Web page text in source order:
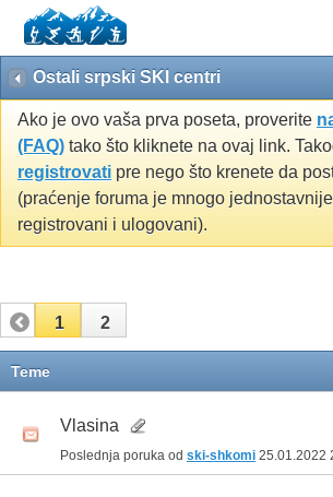
Ostali srpski SKI centri
Ako je ovo vaša prva poseta, proverite
(FAQ) tako što kliknete na ovaj link.
registrovati pre nego što krenete da
(praćenje foruma je mnogo
registrovani i ulogovani).
1 2
Teme
Vlasina
Poslednja poruka od ski-shkomi 25.01.2022